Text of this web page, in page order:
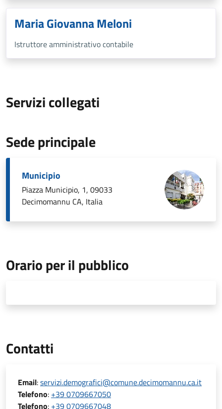
Maria Giovanna Meloni
Istruttore amministrativo contabile
Servizi collegati
Sede principale
Municipio
Piazza Municipio, 1, 09033
Decimomannu CA, Italia
Orario per il pubblico
Contatti
Email:servizi.demografici@comune.decimomannu.ca.it
Telefono: +39 0709667050
Telefono: +39 0709667048